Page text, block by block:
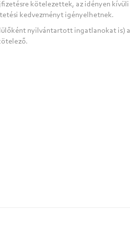
kötelezettek, az idényen kívüli
kedvezményt igényelhetnek.
nyilvántartott ingatlanokat is) a